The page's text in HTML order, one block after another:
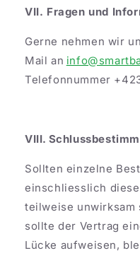
VII. Fragen und
Gerne nehmen wir
Mail an
Telefonnummer
VIII.
Sollten einzelne
einschliesslich
teilweise unwirksam
sollte der Vertrag
Lücke aufweisen,